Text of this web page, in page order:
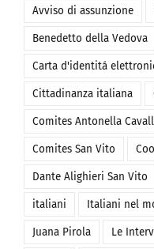
70° Anniversario
Avviso di assunzione
Benedetto della Vedova
Carta d'identitá
Cittadinanza italiana
Comites Antonella
Comites San Vito
Dante Alighieri San Vito
italiani Italiani nel